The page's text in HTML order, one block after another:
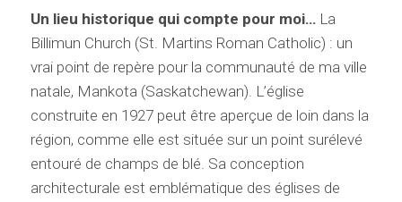
Un lieu historique qui compte pour moi…La
Billimun Church (St. Martins Roman Catholic) : un
vrai point de repère pour la communauté de ma ville
natale, Mankota (Saskatchewan). L’église
construite en 1927 peut être aperçue de loin dans la
région, comme elle est située sur un point surélevé
entouré de champs de blé. Sa conception
architecturale est emblématique des églises de